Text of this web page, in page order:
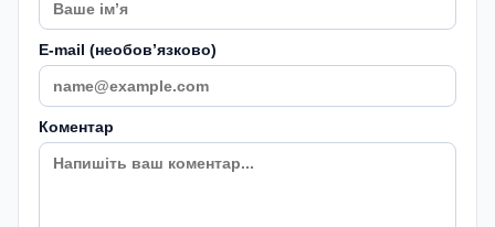
E-mail (необовʼязково)
Коментар